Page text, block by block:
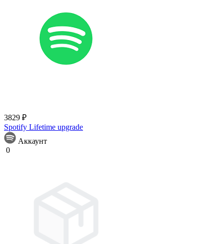
3829 ₽
Spotify Lifetime upgrade
Аккаунт
0